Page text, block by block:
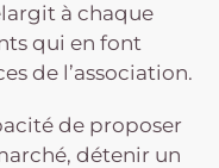
à chaque
qui en font
de l’association.
de proposer
détenir un